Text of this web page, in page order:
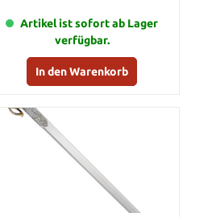
Artikel ist sofort ab Lager
verfügbar.
In den Warenkorb